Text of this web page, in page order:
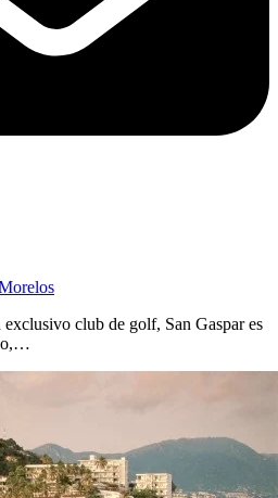
club de golf, San Gaspar es